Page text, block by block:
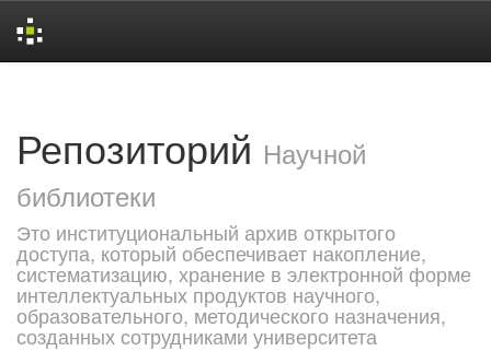
Репозиторий Научной
библиотеки
Это институциональный архив открытого
доступа, который обеспечивает накопление,
систематизацию, хранение в электронной форме
интеллектуальных продуктов научного,
образовательного, методического назначения,
созданных сотрудниками университета